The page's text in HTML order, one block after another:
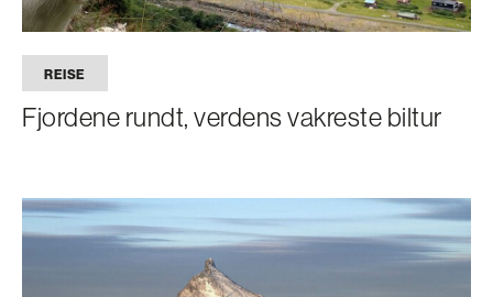
REISE
Fjordene rundt, verdens vakreste biltur